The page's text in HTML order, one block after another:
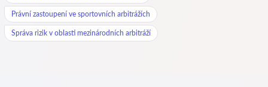
Právní zastoupení ve sportovních arbitrážích
Správa rizik v oblasti mezinárodních arbitráží